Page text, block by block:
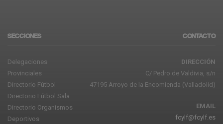
SECCIONES
Delegaciones
Provinciales
Directorio Fútbol
Directorio Fútbol Sala
Directorio Organismos
Deportivos
CONTACTO
DIRECCIÓN
C/ Pedro de Valdivia, s/n
47195 Arroyo de la Encomienda (Valladolid)
EMAIL
fcylf@fcylf.es